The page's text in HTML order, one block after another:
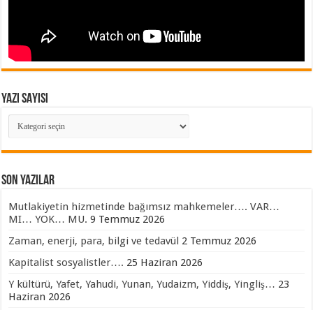
YAZI SAYISI
YAZI
SAYISI
SON YAZILAR
Mutlakiyetin hizmetinde bağımsız mahkemeler…. VAR…
MI… YOK… MU. 9 Temmuz 2026
Zaman, enerji, para, bilgi ve tedavül 2 Temmuz 2026
Kapitalist sosyalistler…. 25 Haziran 2026
Y kültürü, Yafet, Yahudi, Yunan, Yudaizm, Yiddiş, Yingliş… 23
Haziran 2026